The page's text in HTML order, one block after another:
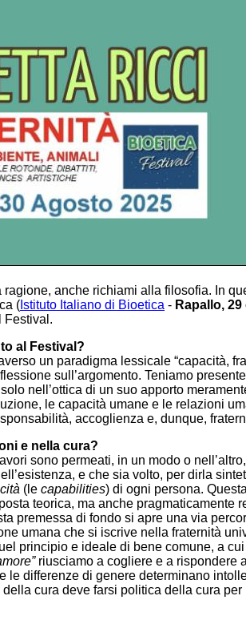
anche richiami alla filosofia. In
( Istituto Italiano di Bioetica - Rapallo,
Festival.
al Festival?
un paradigma lessicale “capacità,
sull’argomento. Teniamo
nell’ottica di un suo apporto
le capacità umane e le relazioni
accoglienza e, dunque,
e nella cura?
sono permeati, in un modo o
e che sia volto, per dirla
(le capabilities) di ogni persona.
teorica, ma anche pragmaticamente
premessa di fondo si apre una via
umana che si iscrive nella fraternità
principio e ideale di bene comune, a
riusciamo a cogliere e a rispondere
differenze di genere determinano
cura deve farsi politica della cura